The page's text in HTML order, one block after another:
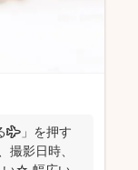
撮影日時、